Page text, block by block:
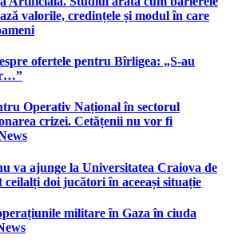
valorile, credințele și modul în care
ofertele pentru Bîrligea: „S-au
Operativ Național în sectorul
crizei. Cetățenii nu vor fi
va ajunge la Universitatea Craiova de
ceilalți doi jucători în aceeași situație
militare în Gaza în ciuda